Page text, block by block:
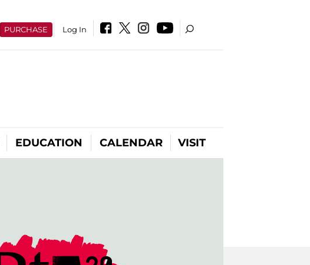
PURCHASE Log In
EDUCATION CALENDAR VISIT